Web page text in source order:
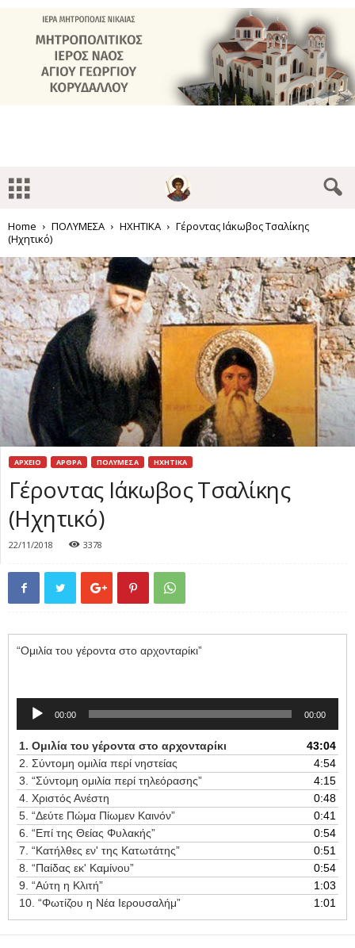
Home ΠΟΛΥΜΕΣΑ ΗΧΗΤΙΚΑ
Γέροντας Ιάκωβος Τσαλίκης
(Ηχητικό)
ΑΡΧΕΙΟ ΑΡΘΡΑ ΠΟΛΥΜΕΣΑ ΗΧΗΤΙΚΑ
Γέροντας Ιάκωβος Τσαλίκης
(Ηχητικό)
22/11/2018 3378
“Ομιλία του γέροντα στο αρχονταρίκι”
Audio
Player
00:00 00:00
1. Ομιλία του γέροντα στο αρχονταρίκι
43:04
2. Σύντομη ομιλία περί νηστείας
4:54
3. “Σύντομη ομιλία περί τηλεόρασης”
4:15
4. Χριστός Ανέστη
0:48
5. “Δεύτε Πώμα Πίωμεν Καινόν”
0:41
6. “Επί της Θείας Φυλακής”
0:54
7. “Κατήλθες εν' της Κατωτάτης”
0:51
8. “Παίδας εκ' Καμίνου”
0:54
9. “Αύτη η Κλιτή”
1:03
10. “Φωτίζου η Νέα Ιερουσαλήμ” 1:01